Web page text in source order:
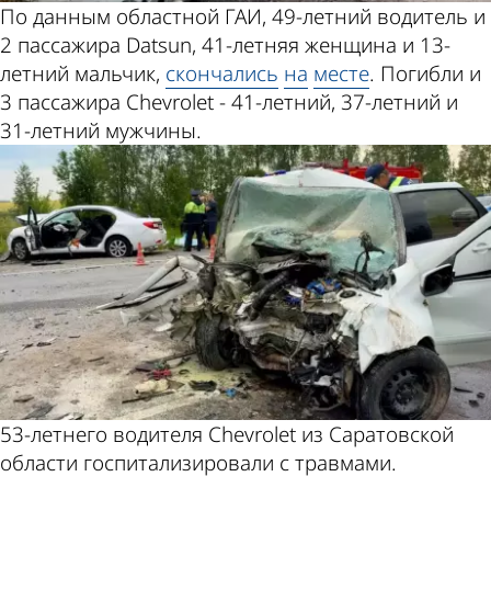
По данным областной ГАИ, 49-летний водитель и
2 пассажира Datsun, 41-летняя женщина и 13-
летний мальчик, скончались на месте. Погибли и
3 пассажира Chevrolet - 41-летний, 37-летний и
31-летний мужчины.
53-летнего водителя Chevrolet из Саратовской
области госпитализировали с травмами.